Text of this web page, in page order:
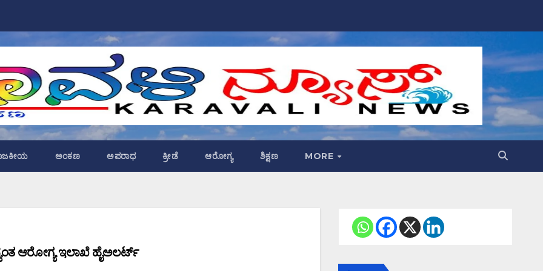
ಅಂಕಣ ಅಪರಾಧ ಕ್ರೀಡೆ ಆರೋಗ್ಯ ಶಿಕ್ಷಣ MORE
ಆರೋಗ್ಯ ಇಲಾಖೆ ಹೈಅಲರ್ಟ್